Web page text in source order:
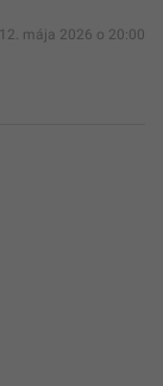
12. mája 2026 o 20:00